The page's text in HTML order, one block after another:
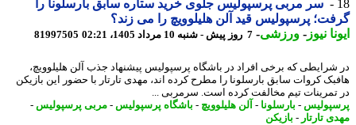
سر مربی پرسپولیس جلوی خرید ستاره سابق بارسلونا را
پرسپولیس قید آلن هلیلوویچ را می زند؟
نیوز-ورزشی-7 روز پیش - شنبه 10 مرداد 1405، 02:21 81997505
که برخی افراد در باشگاه پرسپولیس پیشنهاد جذب آلن هلیلوویچ،
کروات سابق بارسلونا را مطرح کرده اند، مهدی تارتار با حضور این بازیکن
تیم مخالفت کرده است. سرمربی ...
-بارسلونا-آلن هلیلوویچ-باشگاه پرسپولیس-مربی پرسپولیس-
تارتار- بازیکن